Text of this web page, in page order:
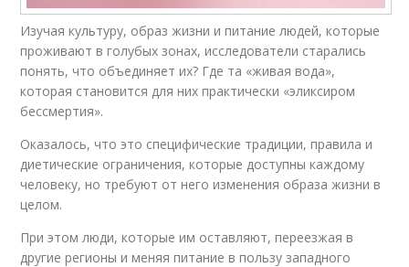
Изучая культуру, образ жизни и питание людей, которые
проживают в голубых зонах, исследователи старались
понять, что объединяет их? Где та «живая вода»,
которая становится для них практически «эликсиром
бессмертия».
Оказалось, что это специфические традиции, правила и
диетические ограничения, которые доступны каждому
человеку, но требуют от него изменения образа жизни в
целом.
При этом люди, которые им оставляют, переезжая в
другие регионы и меняя питание в пользу западного